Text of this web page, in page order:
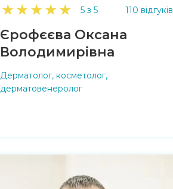
★★★★★ 5 з 5 110 відгуків
Єрофєєва Оксана
Володимирівна
Дерматолог, косметолог,
дерматовенеролог